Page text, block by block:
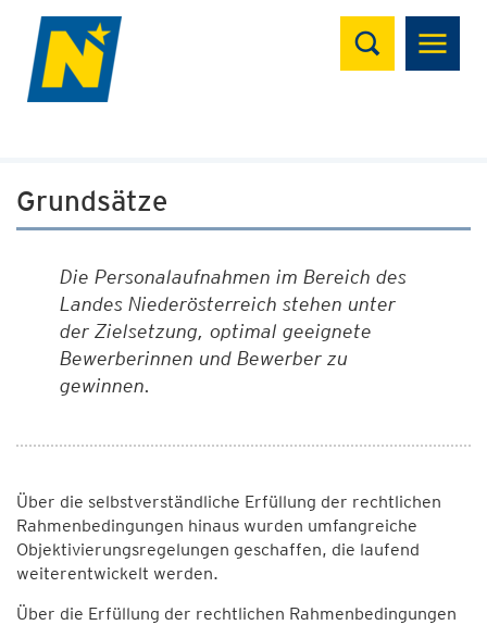
Suchen
Grundsätze
Die Personalaufnahmen im Bereich des
Landes Niederösterreich stehen unter
der Zielsetzung, optimal geeignete
Bewerberinnen und Bewerber zu
gewinnen.
Über die selbstverständliche Erfüllung der rechtlichen
Rahmenbedingungen hinaus wurden umfangreiche
Objektivierungsregelungen geschaffen, die laufend
weiterentwickelt werden.
Über die Erfüllung der rechtlichen Rahmenbedingungen